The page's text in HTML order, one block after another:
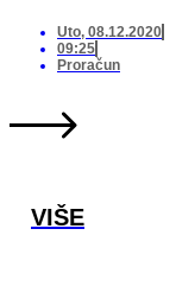
Uto, 08.12.2020
09:25
Proračun
VIŠE